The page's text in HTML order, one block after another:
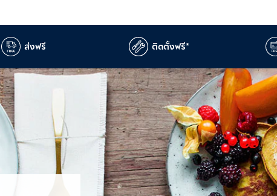
ส่งฟรี ติดตั้งฟรี*